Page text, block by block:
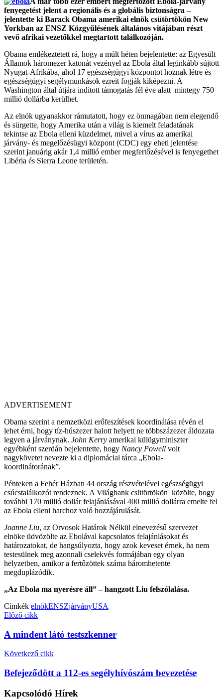
fenyegetést jelent a regionális és a globális biztonságra –
jelentette ki Barack Obama amerikai elnök csütörtökön New
Yorkban az ENSZ Közgyűlésének általános vitájában részt
vevő afrikai vezetőkkel megtartott találkozóján.
Obama emlékeztetett rá, hogy a múlt héten bejelentette: az Egyesült
Államok háromezer katonát vezényel az Ebola által leginkább sújtott
Nyugat-Afrikába, ahol 17 egészségügyi központot hoznak létre és
egészségügyi segélymunkások ezreit fogják kiképezni. A
Washington által útjára indított támogatás fél éve alatt mintegy 750
millió dollárba kerülhet.
Az elnök ugyanakkor rámutatott, hogy ez önmagában nem elegendő
és sürgette, hogy Amerika után a világ is kiemelt feladatának
tekintse az Ebola elleni küzdelmet, mivel a vírus az amerikai
járvány- és megelőzésügyi központ (CDC) egy eheti jelentése
szerint januárig akár 1,4 millió ember megfertőzésével is fenyegethet
Libéria és Sierra Leone területén.
ADVERTISEMENT
Obama szerint a nemzetközi erőfeszítések koordinálása révén el
lehet érni, hogy tíz-húszezer halott helyett ne többszázezer áldozata
legyen a járványnak. John Kerry amerikai külügyminiszter
egyébként szerdán bejelentette, hogy Nancy Powell volt
nagykövetet nevezte ki a diplomáciai tárca „Ebola-
koordinátorának”.
Pénteken a Fehér Házban 44 ország részvételével egészségügyi
csúcstalálkozót rendeznek. A Világbank csütörtökön közölte, hogy
további 170 millió dollár felajánlásával 400 millió dollárra emelte fel
az Ebola elleni harchoz való hozzájárulását.
Joanne Liu, az Orvosok Határok Nélkül elnevezésű szervezet
elnöke üdvözölte az Ebolával kapcsolatos felajánlásokat és
határozatokat, de hangsúlyozta, hogy azok keveset érnek, ha nem
testesülnek meg azonnali cselekvés formájában egy olyan
helyzetben, amikor a fertőzöttek száma háromhetente
megduplázódik.
„Az Ebola ma nyerésre áll” – hangzott Liu felszólalása.
Címkék elnökENSZjárványUSA
Előző cikk
A mindent látó testszkenner
Következő cikk
Befejeződött a 112-es segélyhívószám bevezetése
Kapcsolódó Hírek